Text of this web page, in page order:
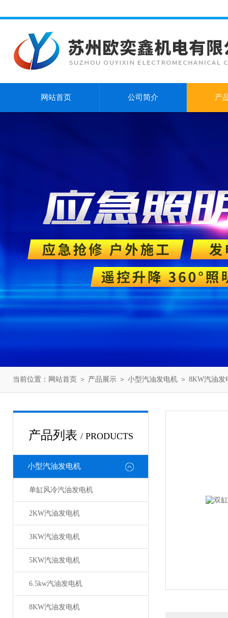
网站首页 公司简介 产
当前位置： 网站首页 ＞ 产品展示 ＞ 小型汽油发电机 ＞ 8KW汽油发
产品列表 / PRODUCTS
小型汽油发电机
单缸风冷汽油发电机
2KW汽油发电机
3KW汽油发电机
5KW汽油发电机
6.5kw汽油发电机
8KW汽油发电机